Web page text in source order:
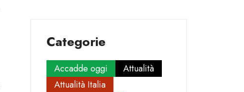
Categorie
Accadde oggi
Attualità
Attualità Italia